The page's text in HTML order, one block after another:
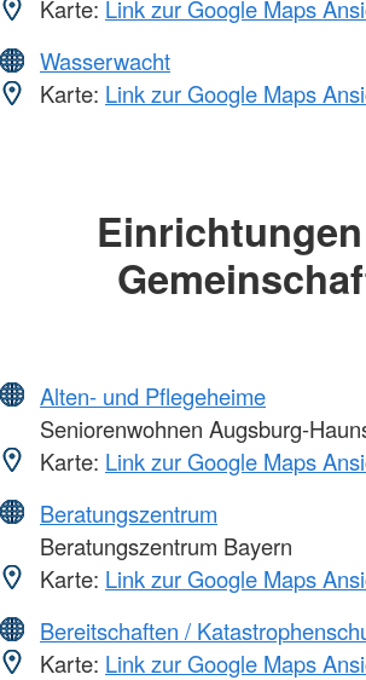
Karte: Link zur Google Maps
Wasserwacht
Karte: Link zur Google Maps
Alten- und Pflegeheime
Seniorenwohnen Augsburg-
Karte: Link zur Google Maps
Beratungszentrum
Beratungszentrum Bayern
Karte: Link zur Google Maps
Bereitschaften /
Karte: Link zur Google Maps